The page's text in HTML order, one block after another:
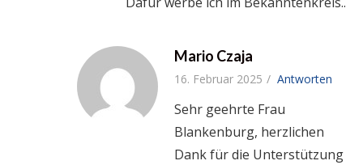
Mario Czaja
16. Februar 2025 Antworten
Sehr geehrte Frau
Blankenburg, herzlichen
Dank für die Unterstützung